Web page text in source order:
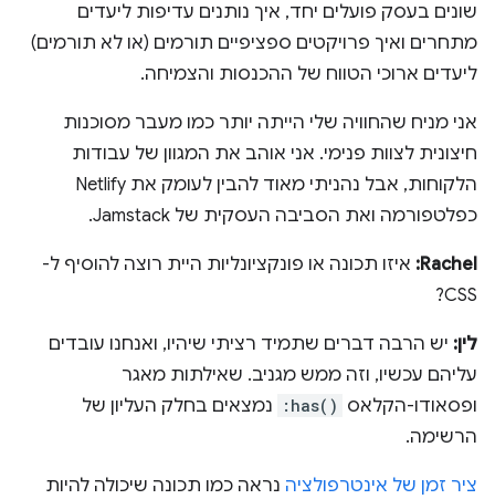
שונים בעסק פועלים יחד, איך נותנים עדיפות ליעדים
מתחרים ואיך פרויקטים ספציפיים תורמים (או לא תורמים)
ליעדים ארוכי הטווח של ההכנסות והצמיחה.
אני מניח שהחוויה שלי הייתה יותר כמו מעבר מסוכנות
חיצונית לצוות פנימי. אני אוהב את המגוון של עבודות
הלקוחות, אבל נהניתי מאוד להבין לעומק את Netlify
כפלטפורמה ואת הסביבה העסקית של Jamstack.
Rachel: איזו תכונה או פונקציונליות היית רוצה להוסיף ל-
CSS?
לין: יש הרבה דברים שתמיד רציתי שיהיו, ואנחנו עובדים
עליהם עכשיו, וזה ממש מגניב. שאילתות מאגר
ופסאודו-הקלאס :has()
נמצאים בחלק העליון של
הרשימה.
ציר זמן של אינטרפולציה נראה כמו תכונה שיכולה להיות